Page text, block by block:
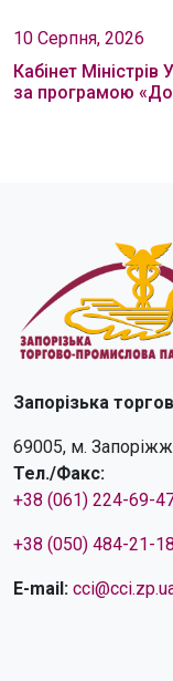
10 Серпня, 2026
Кабінет Міністрів
за програмою
Запорізька
69005, м.
Тел./Факс:
+38 (061) 224-69-
+38 (050) 484-21-18
E-mail: